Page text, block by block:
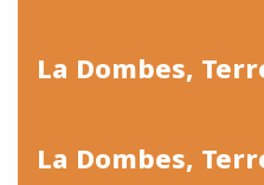
La Dombes,
La Dombes,
de la